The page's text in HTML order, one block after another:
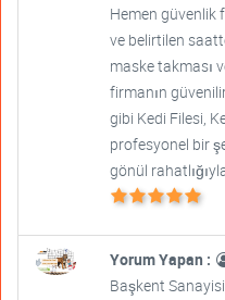
Hemen güvenlik
ve belirtilen
maske takması
firmanın
gibi Kedi Filesi,
profesyonel bir
gönül
Yorum Yapan :
Başkent Sanayisi